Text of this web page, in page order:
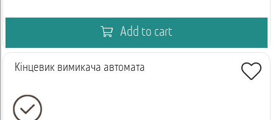
Add to cart
Кінцевик вимикача автомата